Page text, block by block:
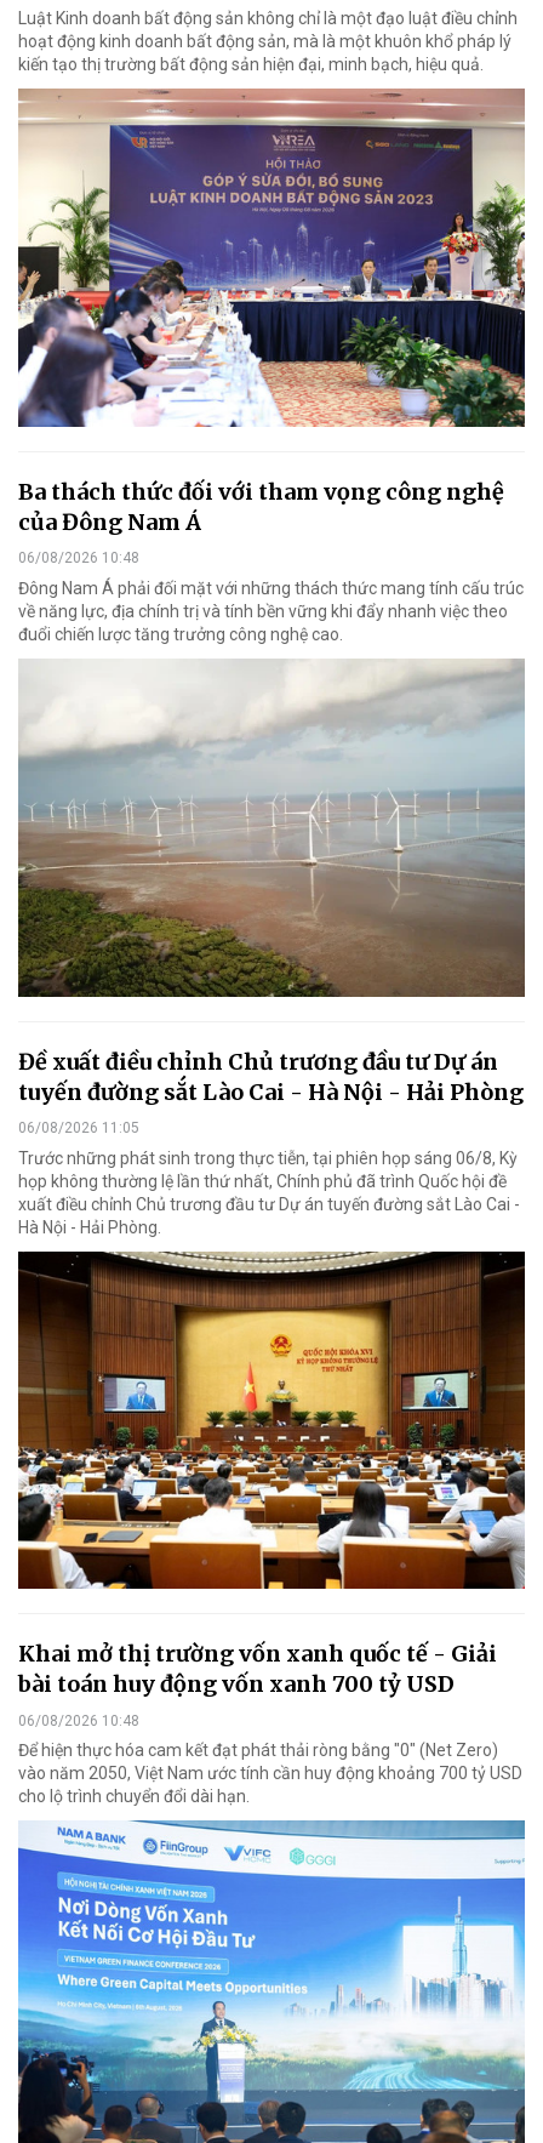
Luật Kinh doanh bất động sản không chỉ là một đạo luật điều chỉnh
hoạt động kinh doanh bất động sản, mà là một khuôn khổ pháp lý
kiến tạo thị trường bất động sản hiện đại, minh bạch, hiệu quả.
Ba thách thức đối với tham vọng công nghệ
của Đông Nam Á
06/08/2026 10:48
Đông Nam Á phải đối mặt với những thách thức mang tính cấu trúc
về năng lực, địa chính trị và tính bền vững khi đẩy nhanh việc theo
đuổi chiến lược tăng trưởng công nghệ cao.
Đề xuất điều chỉnh Chủ trương đầu tư Dự án
tuyến đường sắt Lào Cai - Hà Nội - Hải Phòng
06/08/2026 11:05
Trước những phát sinh trong thực tiễn, tại phiên họp sáng 06/8, Kỳ
họp không thường lệ lần thứ nhất, Chính phủ đã trình Quốc hội đề
xuất điều chỉnh Chủ trương đầu tư Dự án tuyến đường sắt Lào Cai -
Hà Nội - Hải Phòng.
Khai mở thị trường vốn xanh quốc tế - Giải
bài toán huy động vốn xanh 700 tỷ USD
06/08/2026 10:48
Để hiện thực hóa cam kết đạt phát thải ròng bằng "0" (Net Zero)
vào năm 2050, Việt Nam ước tính cần huy động khoảng 700 tỷ USD
cho lộ trình chuyển đổi dài hạn.